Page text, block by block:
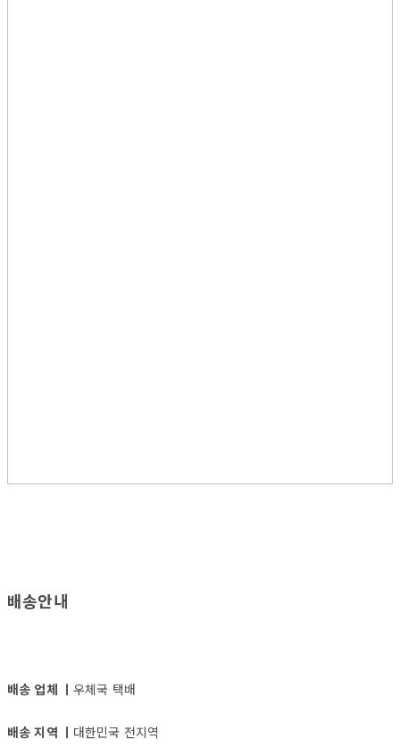
배송안내
배송 업체 ㅣ 우체국 택배
배송 지역 ㅣ 대한민국 전지역